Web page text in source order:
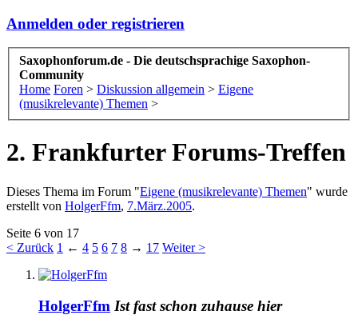
Anmelden oder registrieren
Saxophonforum.de - Die deutschsprachige Saxophon-
Community
Home Foren > Diskussion allgemein > Eigene
(musikrelevante) Themen >
2. Frankfurter Forums-Treffen
Dieses Thema im Forum "Eigene (musikrelevante) Themen" wurde
erstellt von HolgerFfm, 7.März.2005.
Seite 6 von 17
< Zurück 1 ← 4 5 6 7 8 → 17 Weiter >
HolgerFfm Ist fast schon zuhause hier